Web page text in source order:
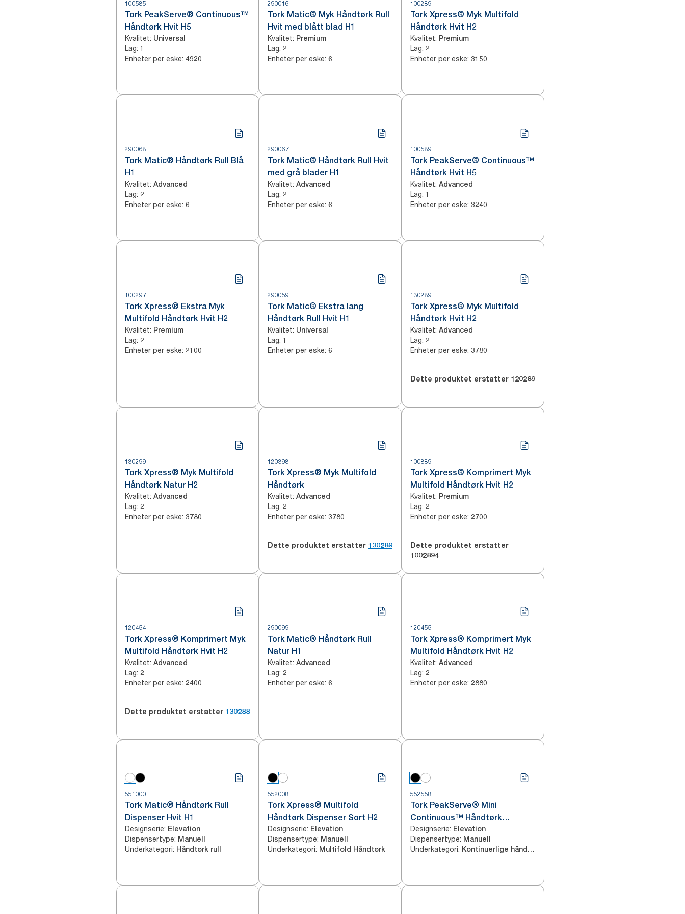
100585
Tork PeakServe® Continuous™
Håndtørk Hvit H5
Kvalitet: Universal
Lag: 1
Enheter per eske: 4920
290016
Tork Matic® Myk Håndtørk Rull
Hvit med blått blad H1
Kvalitet: Premium
Lag: 2
Enheter per eske: 6
100289
Tork Xpress® Myk Multifold
Håndtørk Hvit H2
Kvalitet: Premium
Lag: 2
Enheter per eske: 3150
290068
Tork Matic® Håndtørk Rull Blå
H1
Kvalitet: Advanced
Lag: 2
Enheter per eske: 6
290067
Tork Matic® Håndtørk Rull Hvit
med grå blader H1
Kvalitet: Advanced
Lag: 2
Enheter per eske: 6
100589
Tork PeakServe® Continuous™
Håndtørk Hvit H5
Kvalitet: Advanced
Lag: 1
Enheter per eske: 3240
100297
Tork Xpress® Ekstra Myk
Multifold Håndtørk Hvit H2
Kvalitet: Premium
Lag: 2
Enheter per eske: 2100
290059
Tork Matic® Ekstra lang
Håndtørk Rull Hvit H1
Kvalitet: Universal
Lag: 1
Enheter per eske: 6
130289
Tork Xpress® Myk Multifold
Håndtørk Hvit H2
Kvalitet: Advanced
Lag: 2
Enheter per eske: 3780
Dette produktet erstatter 120289
130299
Tork Xpress® Myk Multifold
Håndtørk Natur H2
Kvalitet: Advanced
Lag: 2
Enheter per eske: 3780
120398
Tork Xpress® Myk Multifold
Håndtørk
Kvalitet: Advanced
Lag: 2
Enheter per eske: 3780
Dette produktet erstatter 130289
100889
Tork Xpress® Komprimert Myk
Multifold Håndtørk Hvit H2
Kvalitet: Premium
Lag: 2
Enheter per eske: 2700
Dette produktet erstatter
1002894
120454
Tork Xpress® Komprimert Myk
Multifold Håndtørk Hvit H2
Kvalitet: Advanced
Lag: 2
Enheter per eske: 2400
Dette produktet erstatter 130288
290099
Tork Matic® Håndtørk Rull
Natur H1
Kvalitet: Advanced
Lag: 2
Enheter per eske: 6
120455
Tork Xpress® Komprimert Myk
Multifold Håndtørk Hvit H2
Kvalitet: Advanced
Lag: 2
Enheter per eske: 2880
551000
Tork Matic® Håndtørk Rull
Dispenser Hvit H1
Designserie: Elevation
Dispensertype: Manuell
Underkategori: Håndtørk rull
552008
Tork Xpress® Multifold
Håndtørk Dispenser Sort H2
Designserie: Elevation
Dispensertype: Manuell
Underkategori: Multifold Håndtørk
552558
Tork PeakServe® Mini
Continuous™ Håndtørk
Dispenser Sort H5
Designserie: Elevation
Dispensertype: Manuell
Underkategori: Kontinuerlige håndtørk